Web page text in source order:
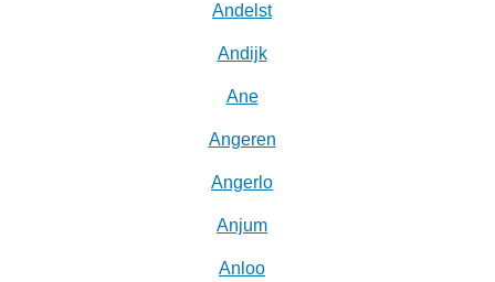
Andelst
Andijk
Ane
Angeren
Angerlo
Anjum
Anloo